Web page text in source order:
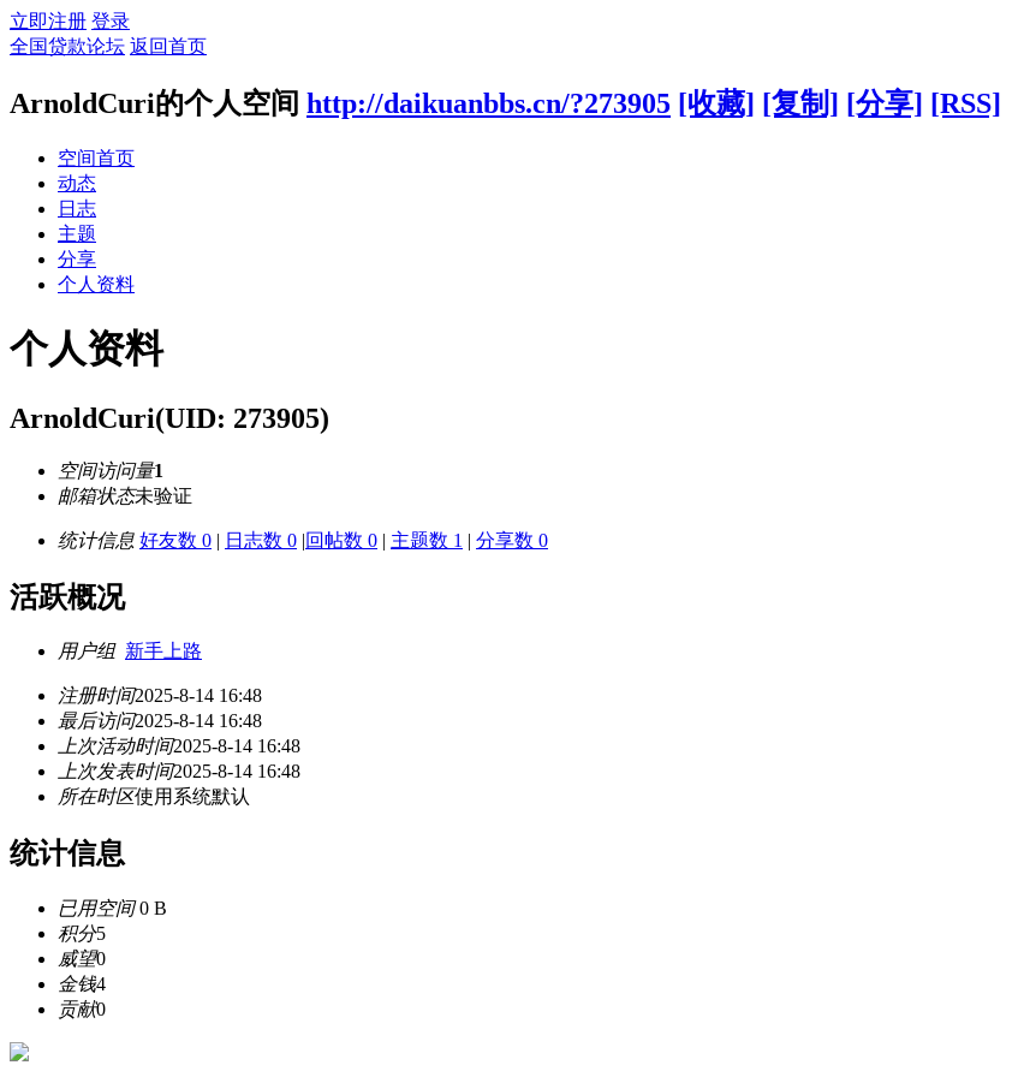
立即注册 登录
全国贷款论坛 返回首页
ArnoldCuri的个人空间 http://daikuanbbs.cn/?273905 [收藏] [复制] [分享] [RSS]
空间首页
动态
日志
主题
分享
个人资料
个人资料
ArnoldCuri(UID: 273905)
空间访问量1
邮箱状态未验证
统计信息 好友数 0 | 日志数 0 |回帖数 0 | 主题数 1 | 分享数 0
活跃概况
用户组 新手上路
注册时间2025-8-14 16:48
最后访问2025-8-14 16:48
上次活动时间2025-8-14 16:48
上次发表时间2025-8-14 16:48
所在时区使用系统默认
统计信息
已用空间0 B
积分5
威望0
金钱4
贡献0